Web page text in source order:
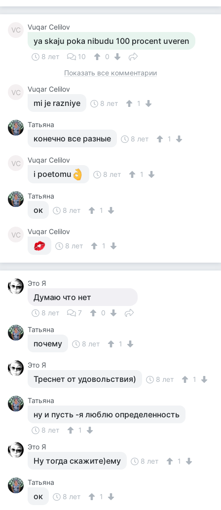
VC Vuqar Celilov
ya skaju poka nibudu 100 procent uveren
8 лет 10
0
Показать все комментарии
VC Vuqar Celilov
mi je razniye 8 лет 1
Татьяна
конечно все разные 8 лет 1
VC Vuqar Celilov
i poetomu 8 лет 1
Татьяна
ок 8 лет 1
VC
Vuqar Celilov
8 лет
1
Это Я
Думаю что нет
8 лет 7
0
Татьяна
почему 8 лет 1
Это Я
Треснет от удовольствия) 8 лет 1
Татьяна
ну и пусть -я люблю определенность
8 лет
1
Это Я
Ну тогда скажите)ему 8 лет 1
Татьяна
ок 8 лет 1